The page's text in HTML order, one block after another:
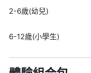
2-6歲(幼兒)
6-12歲(小學生)